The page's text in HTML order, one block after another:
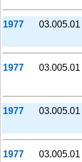
1977 03.005.01
1977 03.005.01
1977 03.005.01
1977 03.005.01